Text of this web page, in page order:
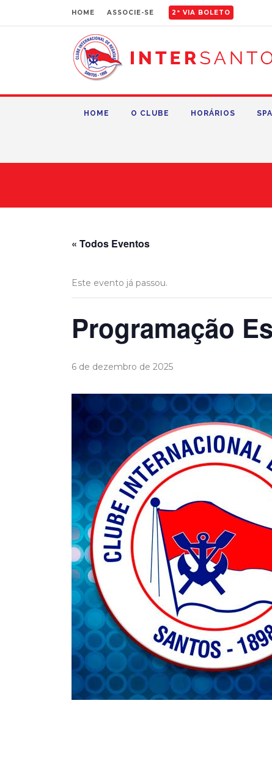
HOME ASSOCIE-SE 2ª VIA BOLETO
HOME O CLUBE HORÁRIOS SPA
« Todos Eventos
Este evento já passou.
Programação
6 de dezembro de 2025